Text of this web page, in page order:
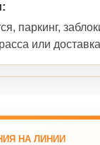
паркинг,
или
НА ЛИНИИ